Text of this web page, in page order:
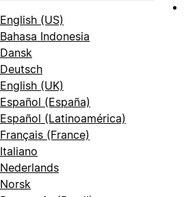
English (US)
Bahasa Indonesia
Dansk
Deutsch
English (UK)
Español (España)
Español (Latinoamérica)
Français (France)
Italiano
Nederlands
Norsk